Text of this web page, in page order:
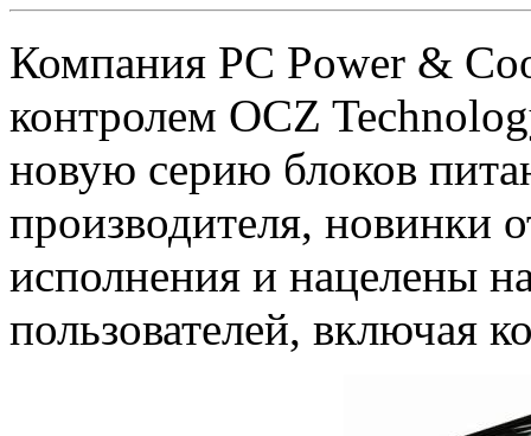
Компания PC Power &
контролем OCZ
новую серию блоков
производителя, новинки
исполнения и нацелены
пользователей, включая